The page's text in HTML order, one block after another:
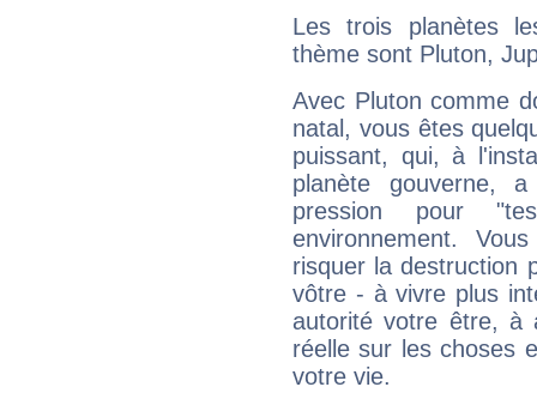
Les trois planètes
thème sont Pluton,
Avec Pluton comme
natal, vous êtes
puissant, qui, à
planète gouverne,
pression pour
environnement.
risquer la destruction
vôtre - à vivre plus
autorité votre être, à
réelle sur les choses
votre vie.